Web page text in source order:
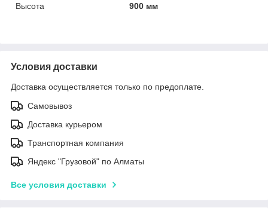
Высота
900 мм
Условия доставки
Доставка осуществляется только по предоплате.
Самовывоз
Доставка курьером
Транспортная компания
Яндекс "Грузовой" по Алматы
Все условия доставки